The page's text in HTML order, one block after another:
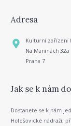
Adresa
Kulturní zařízení
Na Maninách 32a
Praha 7
Jak se k nám
Dostanete se k nám
Holešovické nádraží,